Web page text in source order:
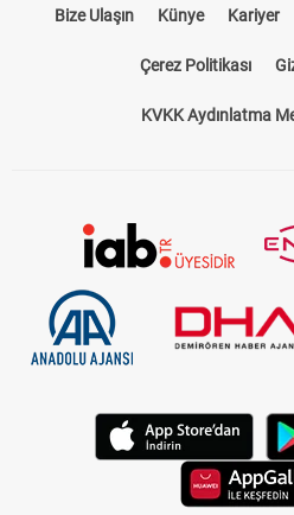
Bize Ulaşın Künye Kariyer
Çerez Politikası
KVKK Aydınlatma